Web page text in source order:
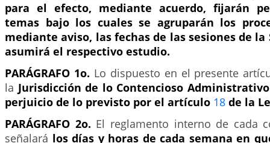
para el efecto, mediante acuerdo, fijarán
temas bajo los cuales se agruparán los
mediante aviso, las fechas de las sesiones de la
asumirá el respectivo estudio.
PARÁGRAFO 1o. Lo dispuesto en el presente
la Jurisdicción de lo Contencioso
perjuicio de lo previsto por el artículo 18 de la
PARÁGRAFO 2o. El reglamento interno de cada
señalará los días y horas de cada semana en